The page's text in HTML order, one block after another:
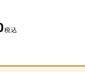
税込